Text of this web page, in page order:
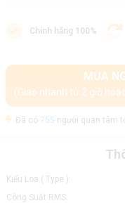
Chính hãng 100%
MUA
(Giao nhanh từ 2 giờ
Đã có 755 người quan tâm
Kiểu Loa ( Type ):
Công Suất RMS: